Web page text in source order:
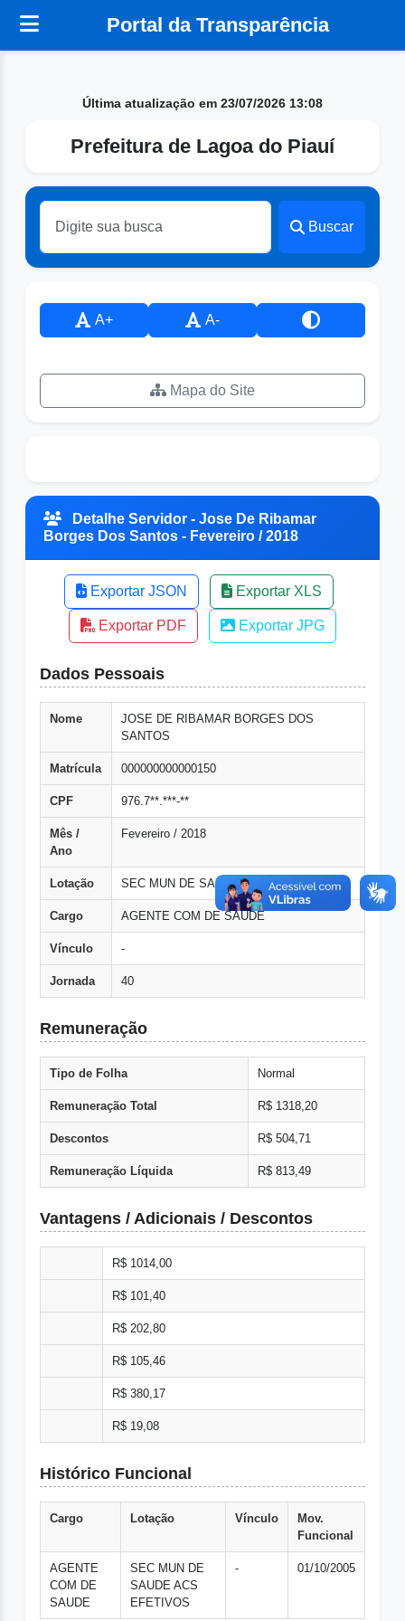
Portal da Transparência
Última atualização em 23/07/2026 13:08
Prefeitura de Lagoa do Piauí
Buscar
A+ A-
Mapa do Site
Detalhe Servidor - Jose De Ribamar
Borges Dos Santos - Fevereiro / 2018
Exportar JSON Exportar XLS
Exportar PDF Exportar JPG
Dados Pessoais
Nome
JOSE DE RIBAMAR BORGES DOS
SANTOS
Matrícula 000000000000150
CPF 976.7**.***-**
Mês /
Ano
Fevereiro / 2018
Lotação SEC MUN DE SAUDE ACS EFETIVOS
Cargo AGENTE COM DE SAUDE
Vínculo -
Jornada 40
Remuneração
Tipo de Folha Normal
Remuneração Total R$ 1318,20
Descontos R$ 504,71
Remuneração Líquida R$ 813,49
Vantagens / Adicionais / Descontos
R$ 1014,00
R$ 101,40
R$ 202,80
R$ 105,46
R$ 380,17
R$ 19,08
Histórico Funcional
Cargo Lotação Vínculo
Mov.
Funcional
AGENTE
COM DE
SAUDE
SEC MUN DE
SAUDE ACS
EFETIVOS
- 01/10/2005